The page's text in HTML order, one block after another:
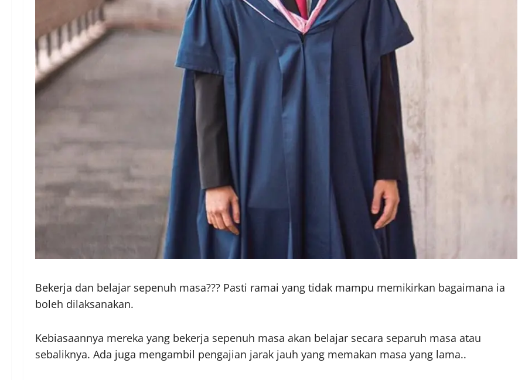
Bekerja dan belajar sepenuh masa??? Pasti ramai yang tidak mampu memikirkan bagaimana ia
boleh dilaksanakan.
Kebiasaannya mereka yang bekerja sepenuh masa akan belajar secara separuh masa atau
sebaliknya. Ada juga mengambil pengajian jarak jauh yang memakan masa yang lama..